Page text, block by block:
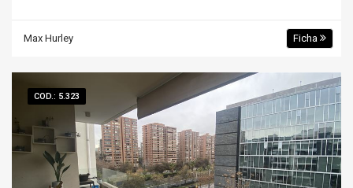
Max Hurley Ficha
COD.: 5.323